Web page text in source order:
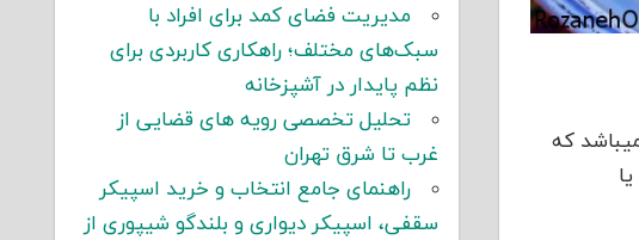
که
مدیریت فضای کمد برای افراد با
سبک‌های مختلف؛ راهکاری کاربردی برای
نظم پایدار در آشپزخانه
تحلیل تخصصی رویه های قضایی از
غرب تا شرق تهران
راهنمای جامع انتخاب و خرید اسپیکر
سقفی، اسپیکر دیواری و بلندگو شیپوری از